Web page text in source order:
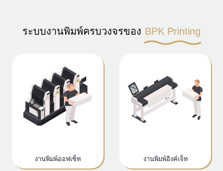
ระบบงานพิมพ์ครบวงจรของ BPK Printing
งานพิมพ์ออฟเซ็ท งานพิมพ์อิงค์เจ็ท